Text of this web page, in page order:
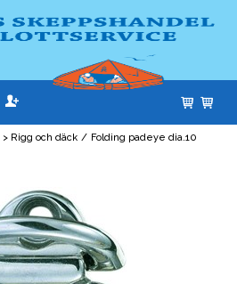
> Rigg och däck / Folding padeye dia.10